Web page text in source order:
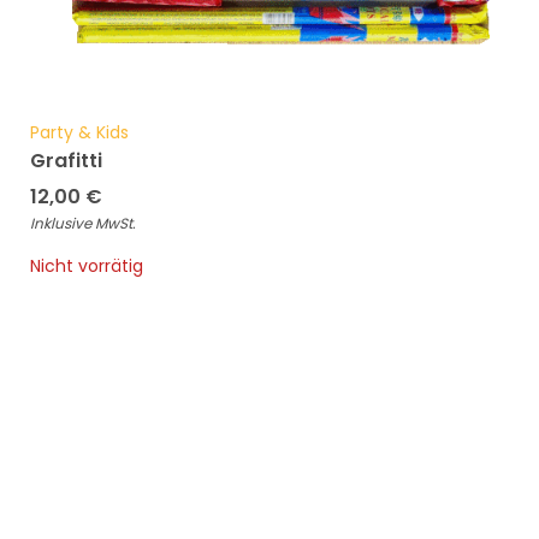
Party & Kids
Grafitti
12,00 €
Inklusive MwSt.
Nicht vorrätig